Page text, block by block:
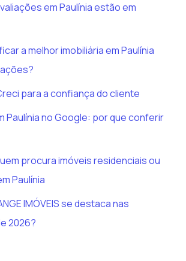
em Paulínia estão em
a melhor imobiliária em Paulínia
para a confiança do cliente
Paulínia no Google: por que conferir
procura imóveis residenciais ou
Paulínia
IMÓVEIS se destaca nas
2026?